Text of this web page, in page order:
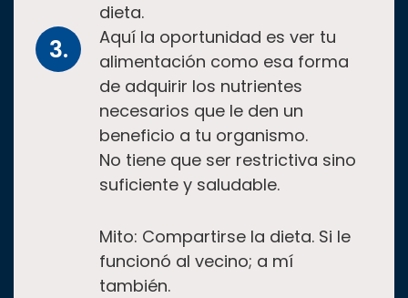
dieta.
Aquí la oportunidad es ver tu
alimentación como esa forma
de adquirir los nutrientes
necesarios que le den un
beneficio a tu organismo.
No tiene que ser restrictiva sino
suficiente y saludable.
Mito: Compartirse la dieta. Si le
funcionó al vecino; a mí
también.